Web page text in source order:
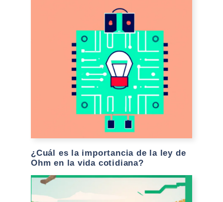
¿Cuál es la importancia de la ley de
Ohm en la vida cotidiana?